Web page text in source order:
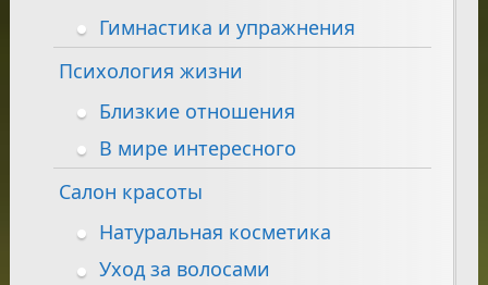
Гимнастика и упражнения
Психология жизни
Близкие отношения
В мире интересного
Салон красоты
Натуральная косметика
Уход за волосами